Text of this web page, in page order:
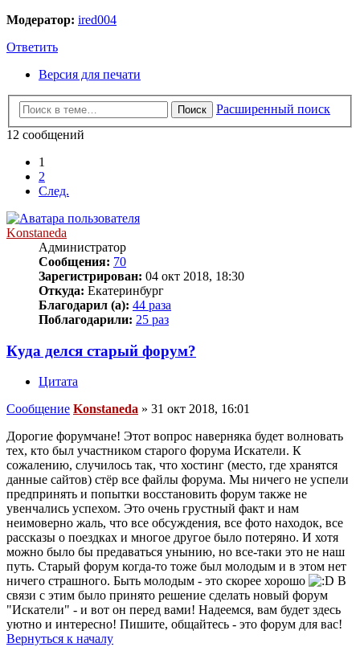
Модератор: ired004
Ответить
Версия для печати
Поиск
Расширенный поиск
12 сообщений
1
2
След.
Konstaneda
Администратор
Сообщения: 70
Зарегистрирован: 04 окт 2018, 18:30
Откуда: Екатеринбург
Благодарил (а): 44 раза
Поблагодарили: 25 раз
Куда делся старый форум?
Цитата
Сообщение Konstaneda » 31 окт 2018, 16:01
Дорогие форумчане! Этот вопрос наверняка будет волновать
тех, кто был участником старого форума Искатели. К
сожалению, случилось так, что хостинг (место, где хранятся
данные сайтов) стёр все файлы форума. Мы ничего не успели
предпринять и попытки восстановить форум также не
увенчались успехом. Это очень грустный факт и нам
неимоверно жаль, что все обсуждения, все фото находок, все
рассказы о поездках и многое другое было потеряно. И хотя
можно было бы предаваться унынию, но все-таки это не наш
путь. Старый форум когда-то тоже был молодым и в этом нет
ничего страшного. Быть молодым - это скорее хорошо
В
связи с этим было принято решение сделать новый форум
"Искатели" - и вот он перед вами! Надеемся, вам будет здесь
уютно и интересно! Пишите, общайтесь - это форум для вас!
Вернуться к началу